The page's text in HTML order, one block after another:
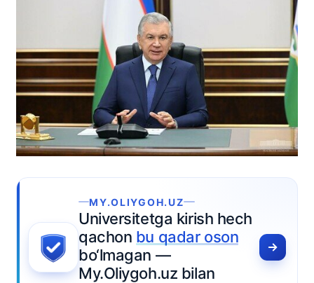
MY.OLIYGOH.UZ
kirish hech
bu qadar oson
—
bilan